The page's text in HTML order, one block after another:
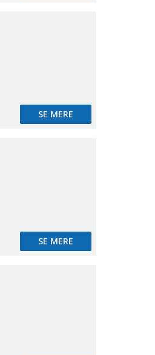
SE MERE
SE MERE